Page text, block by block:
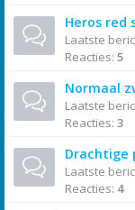
Heros red
Laatste
Reacties: 5
Normaal
Laatste
Reacties: 3
Drachtige
Laatste
Reacties: 4